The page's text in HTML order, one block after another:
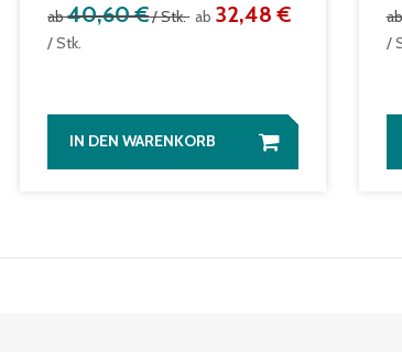
ab40,60 €/ Stk. ab 32,48 €
/ Stk.
IN DEN WARENKORB
/